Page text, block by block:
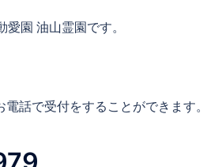
園 油山霊園です。
話で受付をすることができます。